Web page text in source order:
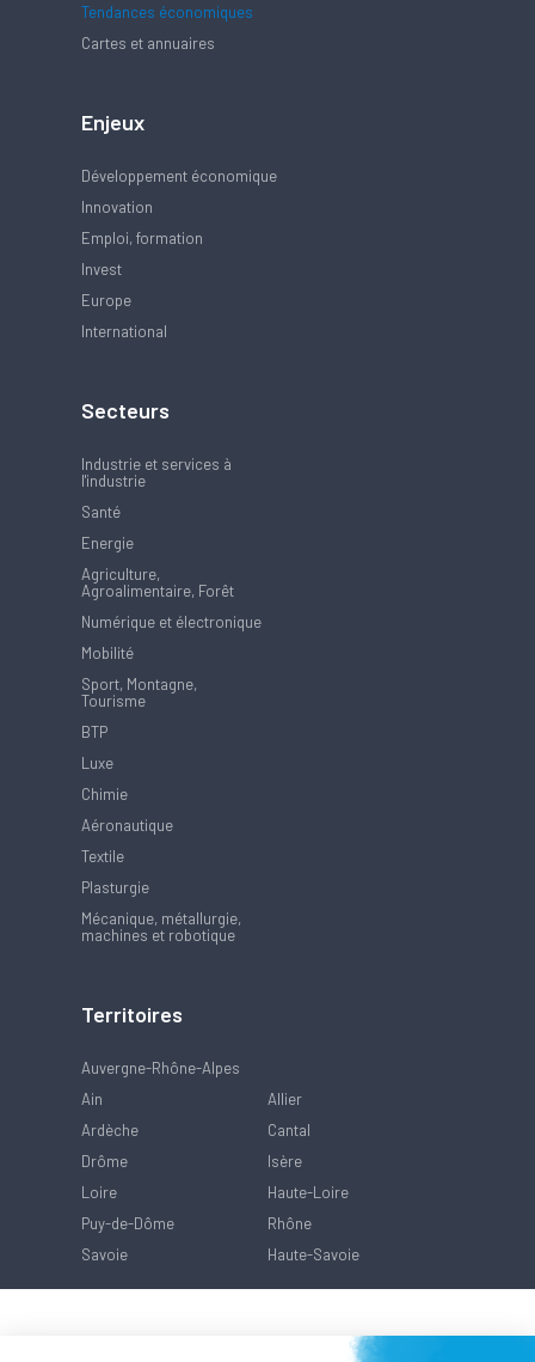
Tendances économiques
Cartes et annuaires
Enjeux
Développement économique
Innovation
Emploi, formation
Invest
Europe
International
Secteurs
Industrie et services à
l'industrie
Santé
Energie
Agriculture,
Agroalimentaire, Forêt
Numérique et électronique
Mobilité
Sport, Montagne,
Tourisme
BTP
Luxe
Chimie
Aéronautique
Textile
Plasturgie
Mécanique, métallurgie,
machines et robotique
Territoires
Auvergne-Rhône-Alpes
Ain
Allier
Ardèche
Cantal
Drôme
Isère
Loire
Haute-Loire
Puy-de-Dôme
Rhône
Savoie
Haute-Savoie